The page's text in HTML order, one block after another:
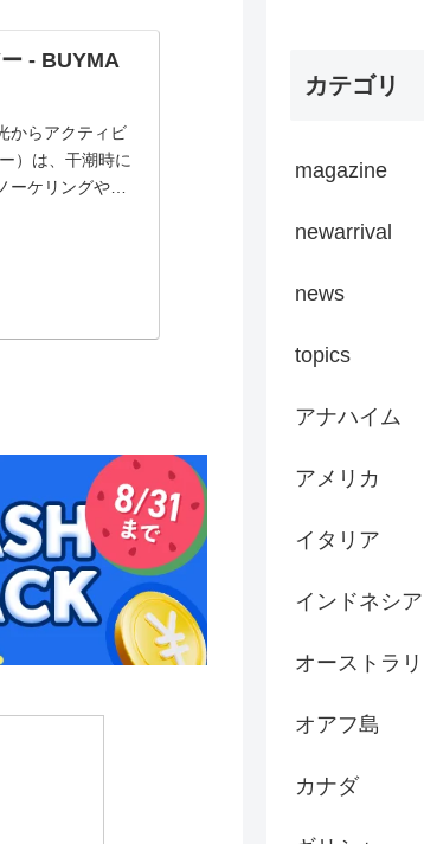
- BUYMA
からアクティビ
）は、干潮時に
ケリングや写
カテゴリ
magazine
newarrival
news
topics
アナハイム
アメリカ
イタリア
インドネシア
オーストラ
オアフ島
カナダ